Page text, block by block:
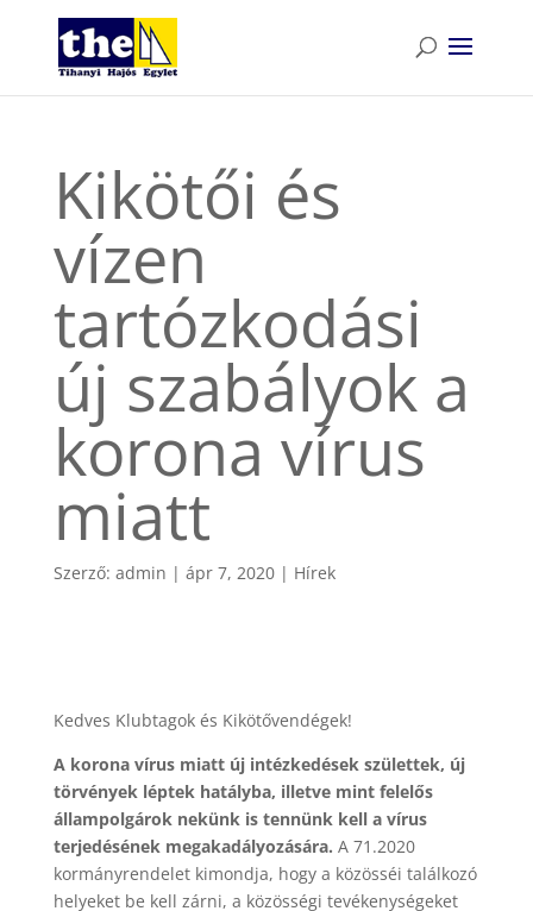
Kikötői és
vízen
tartózkodási
új szabályok a
korona vírus
miatt
Szerző: admin | ápr 7, 2020| Hírek
Kedves Klubtagok és Kikötővendégek!
A korona vírus miatt új intézkedések születtek, új
törvények léptek hatályba, illetve mint felelős
állampolgárok nekünk is tennünk kell a vírus
terjedésének megakadályozására. A 71.2020
kormányrendelet kimondja, hogy a közösséi találkozó
helyeket be kell zárni, a közösségi tevékenységeket